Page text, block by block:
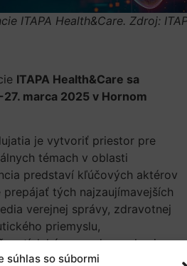
súhlas so súbormi
ITAPA Health&Care. Zdroj:
ITAPA Health&Care sa
marca 2025 v Hornom
je vytvoriť priestor pre
témach v oblasti
predstaví kľúčových aktérov
tých najzaujímavejších
verejnej správy, zdravotnej
priemyslu,
lekárov, vedcov, ale aj